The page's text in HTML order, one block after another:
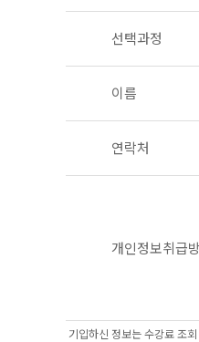
선택과정
이름
연락처
개인정보취급
기입하신 정보는 수강료 조